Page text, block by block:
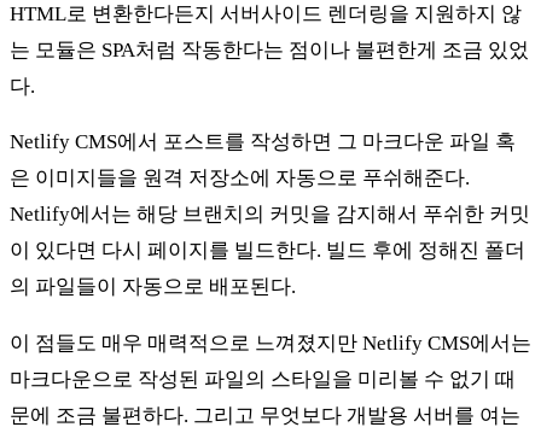
HTML로 변환한다든지 서버사이드 렌더링을 지원하지 않
는 모듈은 SPA처럼 작동한다는 점이나 불편한게 조금 있었
다.
Netlify CMS에서 포스트를 작성하면 그 마크다운 파일 혹
은 이미지들을 원격 저장소에 자동으로 푸쉬해준다.
Netlify에서는 해당 브랜치의 커밋을 감지해서 푸쉬한 커밋
이 있다면 다시 페이지를 빌드한다. 빌드 후에 정해진 폴더
의 파일들이 자동으로 배포된다.
이 점들도 매우 매력적으로 느껴졌지만 Netlify CMS에서는
마크다운으로 작성된 파일의 스타일을 미리볼 수 없기 때
문에 조금 불편하다. 그리고 무엇보다 개발용 서버를 여는